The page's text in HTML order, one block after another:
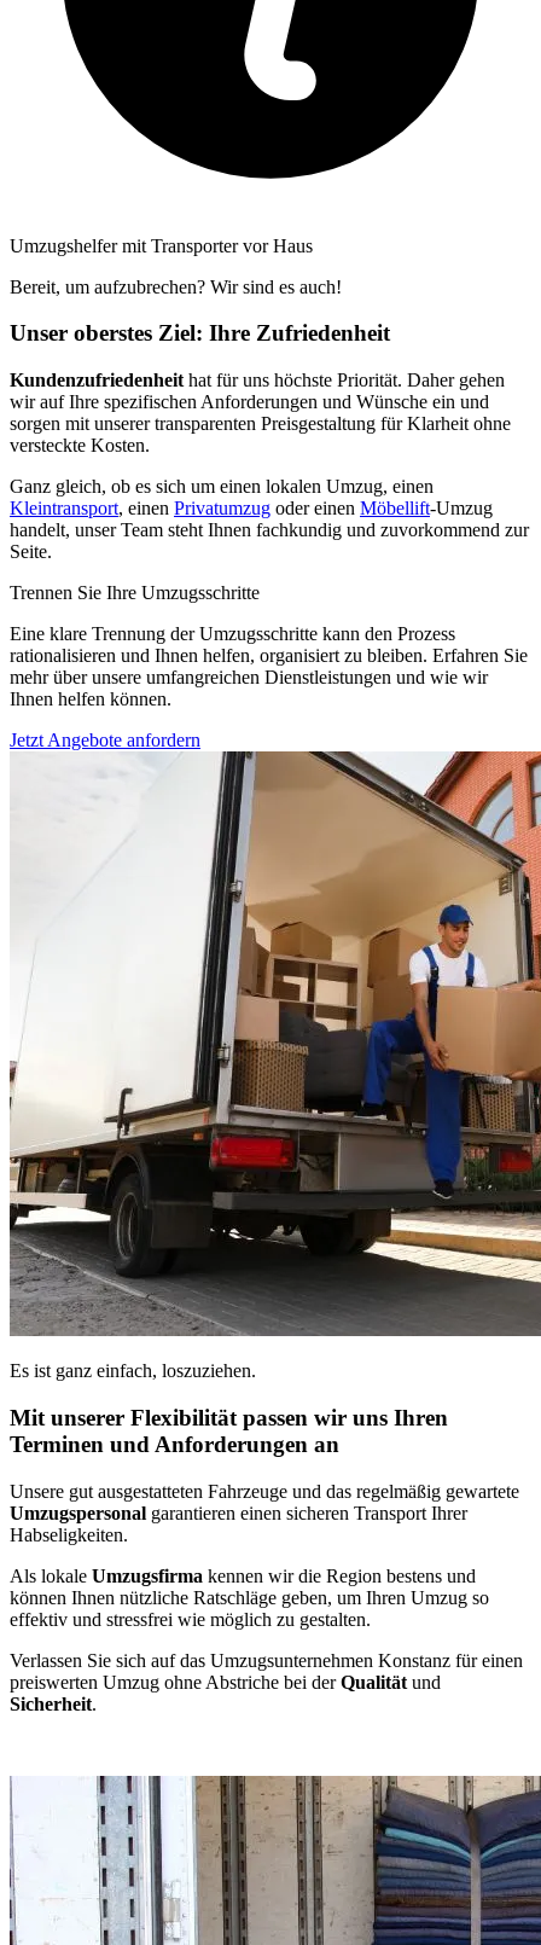
Umzugshelfer mit Transporter vor Haus
Bereit, um aufzubrechen? Wir sind es auch!
Unser oberstes Ziel: Ihre Zufriedenheit
Kundenzufriedenheit hat für uns höchste Priorität. Daher gehen
wir auf Ihre spezifischen Anforderungen und Wünsche ein und
sorgen mit unserer transparenten Preisgestaltung für Klarheit ohne
versteckte Kosten.
Ganz gleich, ob es sich um einen lokalen Umzug, einen
Kleintransport, einen Privatumzug oder einen Möbellift-Umzug
handelt, unser Team steht Ihnen fachkundig und zuvorkommend zur
Seite.
Trennen Sie Ihre Umzugsschritte
Eine klare Trennung der Umzugsschritte kann den Prozess
rationalisieren und Ihnen helfen, organisiert zu bleiben. Erfahren Sie
mehr über unsere umfangreichen Dienstleistungen und wie wir
Ihnen helfen können.
Jetzt Angebote anfordern
Es ist ganz einfach, loszuziehen.
Mit unserer Flexibilität passen wir uns Ihren
Terminen und Anforderungen an
Unsere gut ausgestatteten Fahrzeuge und das regelmäßig gewartete
Umzugspersonal garantieren einen sicheren Transport Ihrer
Habseligkeiten.
Als lokale Umzugsfirma kennen wir die Region bestens und
können Ihnen nützliche Ratschläge geben, um Ihren Umzug so
effektiv und stressfrei wie möglich zu gestalten.
Verlassen Sie sich auf das Umzugsunternehmen Konstanz für einen
preiswerten Umzug ohne Abstriche bei derQualität und
Sicherheit.